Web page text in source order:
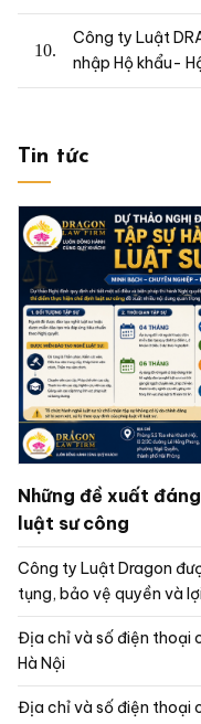
Công ty Luật
nhập Hộ khẩu-
Tin tức
Những đề xuất
luật sư công
Công ty Luật Dragon
tụng, bảo vệ quyền và
Địa chỉ và số điện thoại
Hà Nội
Địa chỉ và số điện thoại các